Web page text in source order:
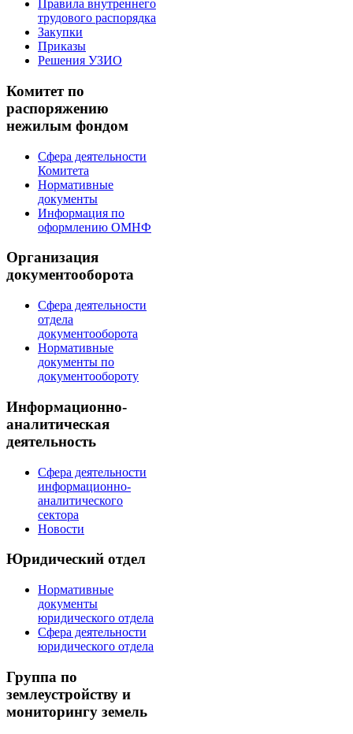
Правила внутреннего
трудового распорядка
Закупки
Приказы
Решения УЗИО
Комитет по
распоряжению
нежилым фондом
Сфера деятельности
Комитета
Нормативные
документы
Информация по
оформлению ОМНФ
Организация
документооборота
Сфера деятельности
отдела
документооборота
Нормативные
документы по
документообороту
Информационно-
аналитическая
деятельность
Сфера деятельности
информационно-
аналитического
сектора
Новости
Юридический отдел
Нормативные
документы
юридического отдела
Сфера деятельности
юридического отдела
Группа по
землеустройству и
мониторингу земель